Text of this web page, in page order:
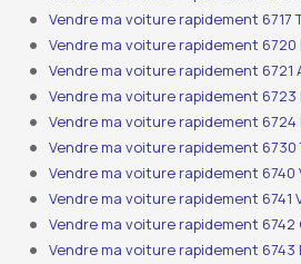
Vendre ma voiture rapidement 6717
Vendre ma voiture rapidement 6720
Vendre ma voiture rapidement 6721
Vendre ma voiture rapidement 6723
Vendre ma voiture rapidement 6724
Vendre ma voiture rapidement
Vendre ma voiture rapidement 6740
Vendre ma voiture rapidement 6741
Vendre ma voiture rapidement
Vendre ma voiture rapidement 6743